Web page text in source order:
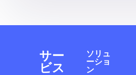
サー
ビス
ソリュ
ーショ
ン